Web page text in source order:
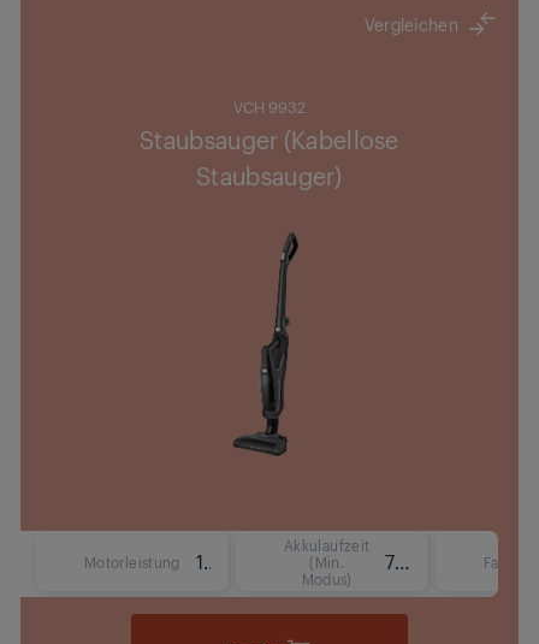
Vergleichen
VCH 9932
Staubsauger (Kabellose
Staubsauger)
Motorleistung 130 W
Akkulaufzeit
(Min.
Modus)
75 Min.